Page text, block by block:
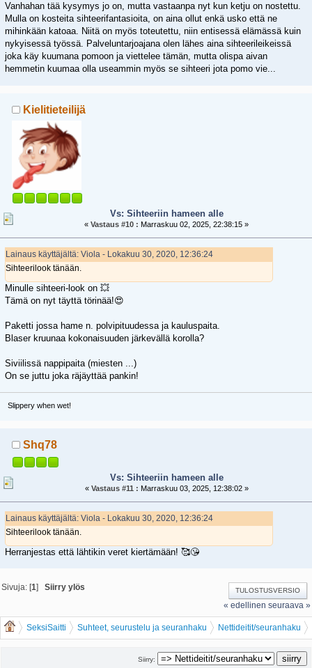
Vanhahan tää kysymys jo on, mutta vastaanpa nyt kun ketju on nostettu.
Mulla on kosteita sihteerifantasioita, on aina ollut enkä usko että ne
mihinkään katoaa. Niitä on myös toteutettu, niin entisessä elämässä kuin
nykyisessä työssä. Palveluntarjoajana olen lähes aina sihteerileikeissä
joka käy kuumana pomoon ja viettelee tämän, mutta olispa aivan
hemmetin kuumaa olla useammin myös se sihteeri jota pomo vie...
Kielitieteilijä
Vs: Sihteeriin hameen alle
«Vastaus #10 : Marraskuu 02, 2025, 22:38:15 »
Lainaus käyttäjältä: Viola - Lokakuu 30, 2020, 12:36:24
Sihteerilook tänään.
Minulle sihteeri-look on 💥
Tämä on nyt täyttä törinää!😍
Paketti jossa hame n. polvipituudessa ja kauluspaita.
Blaser kruunaa kokonaisuuden järkevällä korolla?
Siviilissä nappipaita (miesten ...)
On se juttu joka räjäyttää pankin!
Slippery when wet!
Shq78
Vs: Sihteeriin hameen alle
« Vastaus #11 : Marraskuu 03, 2025, 12:38:02 »
Lainaus käyttäjältä: Viola - Lokakuu 30, 2020, 12:36:24
Sihteerilook tänään.
Herranjestas että lähtikin veret kiertämään! 🥰😘
TULOSTUSVERSIO
Sivuja: [1]Siirry ylös
« edellinen seuraava »
SeksiSaitti Suhteet, seurustelu ja seuranhaku
Nettideitit/seuranhaku
Sihteeriin hameen alle
Siirry: